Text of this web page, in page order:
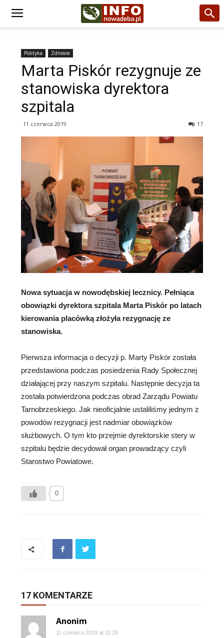
Polityka Zdrowie
Marta Piskór rezygnuje ze
stanowiska dyrektora
szpitala
11 czerwca 2019 17
Nowa sytuacja w nowodębskiej lecznicy. Pełniąca
obowiązki dyrektora szpitala Marta Piskór po latach
kierowania placówką złożyła rezygnację ze
stanowiska.
Pierwsza informacja o decyzji p. Marty Piskór została
przedstawiona podczas posiedzenia Rady Społecznej
działającej przy naszym szpitalu. Następnie decyzja ta
została potwierdzona podczas obrad Zarządu Powiatu
Tarnobrzeskiego. Jak nieoficjalnie ustaliliśmy jednym z
powodów rezygnacji jest nadmiar obowiązków
służbowych. O tym kto przejmie dyrektorskie stery w
szpitalu będzie decydował organ prowadzący czyli
Starostwo Powiatowe.
0
17 KOMENTARZE
Anonim
11 czerwca 2019 at 11:28